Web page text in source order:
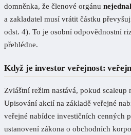
domněnka, že členové orgánu
a zakladatel musí vrátit částku
odst. 4). To je osobní odpovědnostní
přehlédne.
Když je investor veřejnost:
Zvláštní režim nastává, pokud scaleup
Upisování akcií na základě veřejné
veřejné nabídce investičních cenných
ustanovení zákona o obchodních